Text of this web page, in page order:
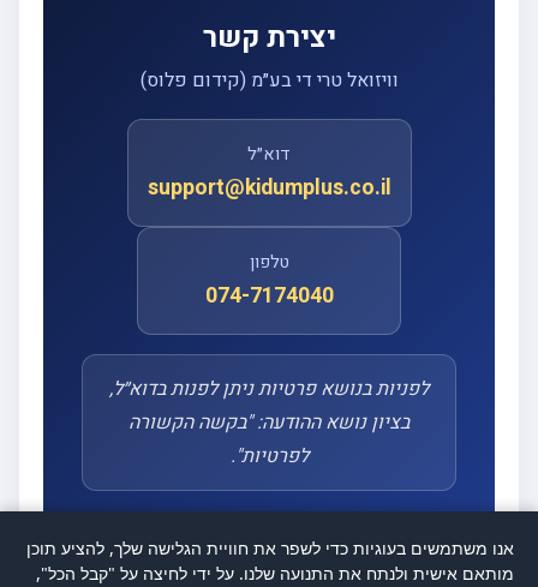
יצירת קשר
וויזואל טרי די בע״מ (קידום פלוס)
דוא״ל
support@kidumplus.co.il
טלפון
074-7174040
לפניות בנושא פרטיות ניתן לפנות בדוא״ל,
בציון נושא ההודעה: "בקשה הקשורה
לפרטיות".
מסמך זה נערך בהתאם לחוק הגנת הפרטיות, התשמ״א–1981
אנו משתמשים בעוגיות כדי לשפר את חוויית הגלישה שלך, להציע תוכן
מותאם אישית ולנתח את התנועה שלנו. על ידי לחיצה על "קבל הכל",